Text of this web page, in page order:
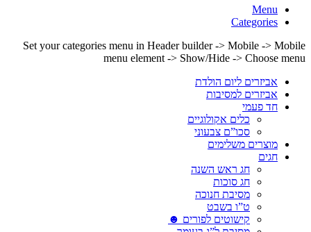
Menu
Categories
Set your categories menu in Header builder -> Mobile -> Mobile
menu element -> Show/Hide -> Choose menu
אביזרים ליום הולדת
אביזרים למסיבות
חד פעמי
כלים אקולוגיים
סכו”ם צבעוני
מוצרים משלימים
חגים
חג ראש השנה
חג סוכות
מסיבת חנוכה
ט”ו בשבט
קישוטים לפורים ☻